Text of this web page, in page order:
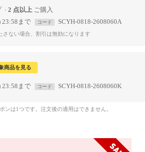
2 点以上
23:58まで コード SCYH-0818-2608060A
ない場合、割引は無効になります
商品を見る
23:58まで コード SCYH-0818-2608060K
ンは1つです。注文後の適用はできません。